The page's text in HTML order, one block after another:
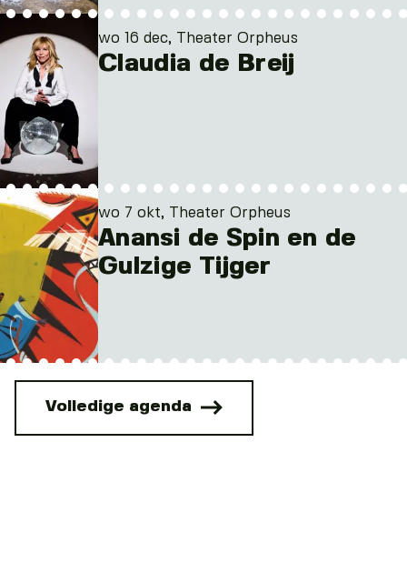
wo 16 dec, Theater Orpheus
Claudia de Breij
wo 7 okt, Theater Orpheus
Anansi de Spin en de
Gulzige Tijger
Volledige agenda